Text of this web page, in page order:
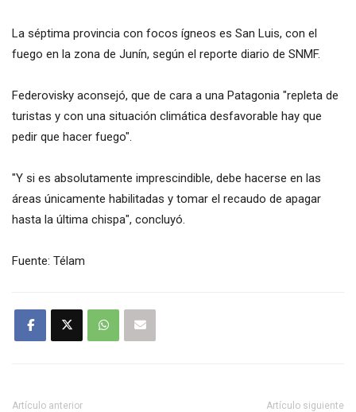
La séptima provincia con focos ígneos es San Luis, con el
fuego en la zona de Junín, según el reporte diario de SNMF.
Federovisky aconsejó, que de cara a una Patagonia "repleta de
turistas y con una situación climática desfavorable hay que
pedir que hacer fuego".
"Y si es absolutamente imprescindible, debe hacerse en las
áreas únicamente habilitadas y tomar el recaudo de apagar
hasta la última chispa", concluyó.
Fuente: Télam
Artículo anterior Artículo siguiente